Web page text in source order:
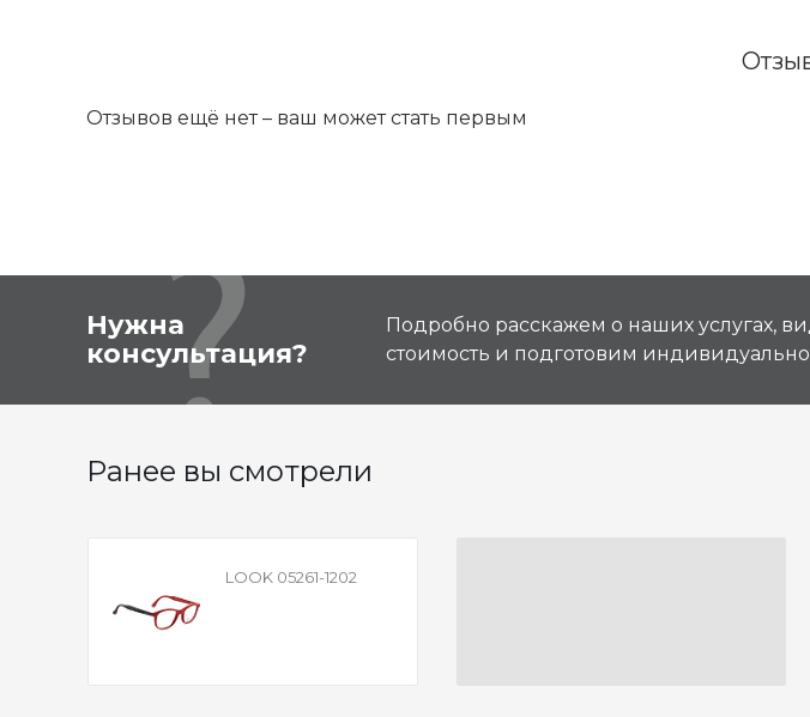
Отзывов ещё нет – ваш может стать первым
Нужна
консультация?
Подробно расскажем о наших услугах,
стоимость и подготовим
Ранее вы смотрели
LOOK 05261-1202